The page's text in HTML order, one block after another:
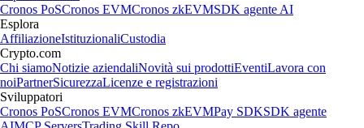
Cronos PoSCronos EVMCronos zkEVMSDK agente AI
Esplora
AffiliazioneIstituzionaliCustodia
Crypto.com
Chi siamoNotizie aziendaliNovità sui prodottiEventiLavora con
noiPartnerSicurezzaLicenze e registrazioni
Sviluppatori
Cronos PoSCronos EVMCronos zkEVMPay SDKSDK agente